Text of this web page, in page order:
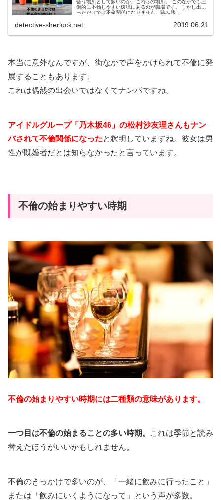
会う場所として多いのが、これらの場所。 このなかでも圧
倒的に不倫しやすい環境にあるのが職場です。 しかし出会
っただけでは不倫関係になりません。踏み越...
detective-sherlock.net 2019.06.21
本当に意外なんですが、街なかで声をかけられて不倫に発
展することもあります。
これは偶然の出会いではなくてナンパですね。
アイドルグループ「乃木坂46」の松村沙友理さんもナン
パされて不倫関係になったと釈明していますね。彼女は男
性が既婚者だとは知らなかったと言っています。
不倫の始まりやすい時期
不倫の始まりやすい時期には二種類の意味があります。
一つ目は不倫の始まることの多い時期。
これは季節と読み
替えたほうがいいかもしれません。
不倫のきっかけで多いのが、「一緒に飲みに行ったこと」
または「飲みにいくようになって」という声が多数。